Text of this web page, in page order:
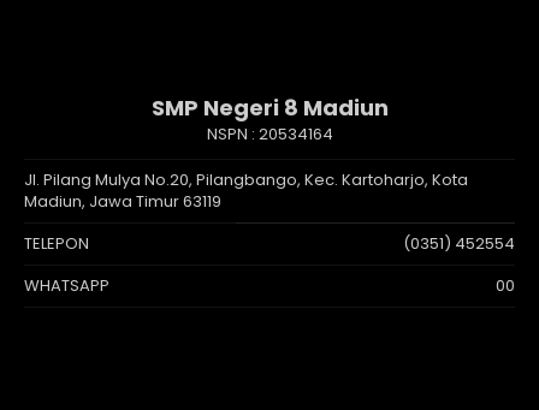
SMP Negeri 8 Madiun
NSPN : 20534164
Jl. Pilang Mulya No.20, Pilangbango, Kec. Kartoharjo, Kota
Madiun, Jawa Timur 63119
TELEPON
(0351) 452554
WHATSAPP
00